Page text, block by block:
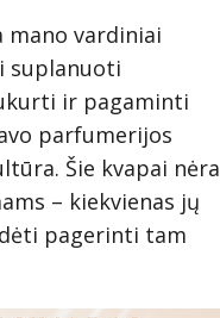
mano vardiniai
suplanuoti
ir pagaminti
parfumerijos
Šie kvapai nėra
– kiekvienas jų
pagerinti tam